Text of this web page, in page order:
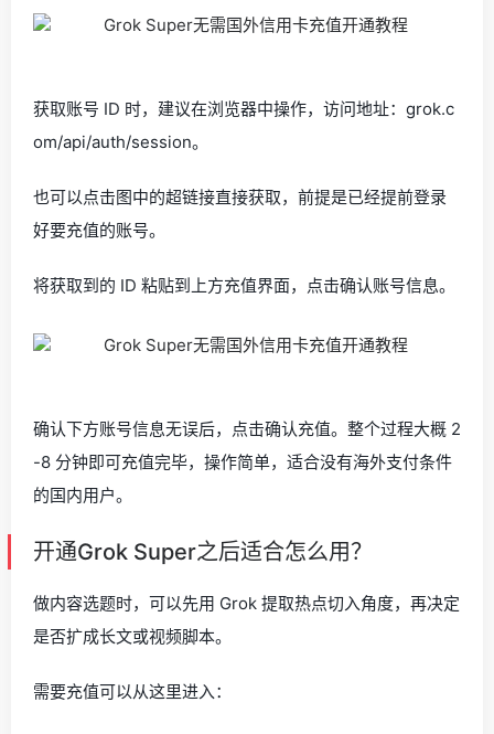
获取账号 ID 时，建议在浏览器中操作，访问地址：grok.c
om/api/auth/session。
也可以点击图中的超链接直接获取，前提是已经提前登录
好要充值的账号。
将获取到的 ID 粘贴到上方充值界面，点击确认账号信息。
确认下方账号信息无误后，点击确认充值。整个过程大概 2
-8 分钟即可充值完毕，操作简单，适合没有海外支付条件
的国内用户。
开通Grok Super之后适合怎么用？
做内容选题时，可以先用 Grok 提取热点切入角度，再决定
是否扩成长文或视频脚本。
需要充值可以从这里进入：